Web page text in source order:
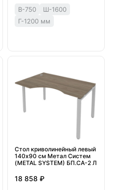
В-750
Ш-1600
Г-1200 мм
Стол криволинейный левый
140х90 см Метал Систем
(METAL SYSTEM) БП.СА-2 Л
18 858 ₽